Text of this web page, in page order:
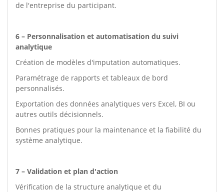
de l'entreprise du participant.
6 – Personnalisation et automatisation du suivi
analytique
Création de modèles d'imputation automatiques.
Paramétrage de rapports et tableaux de bord
personnalisés.
Exportation des données analytiques vers Excel, BI ou
autres outils décisionnels.
Bonnes pratiques pour la maintenance et la fiabilité du
système analytique.
7 – Validation et plan d'action
Vérification de la structure analytique et du